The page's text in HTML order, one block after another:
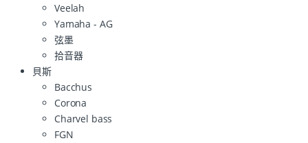
Veelah
Yamaha - AG
弦墨
拾音器
貝斯
Bacchus
Corona
Charvel bass
FGN